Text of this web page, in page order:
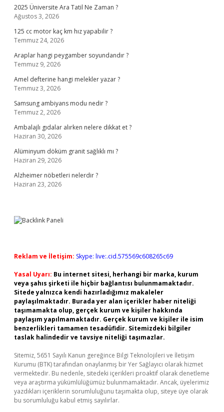
2025 Üniversite Ara Tatil Ne Zaman ?
Ağustos 3, 2026
125 cc motor kaç km hız yapabilir ?
Temmuz 24, 2026
Araplar hangi peygamber soyundandır ?
Temmuz 9, 2026
Amel defterine hangi melekler yazar ?
Temmuz 3, 2026
Samsung ambiyans modu nedir ?
Temmuz 2, 2026
Ambalajlı gıdalar alırken nelere dikkat et ?
Haziran 30, 2026
Alüminyum döküm granit sağlıklı mı ?
Haziran 29, 2026
Alzheimer nöbetleri nelerdir ?
Haziran 23, 2026
Reklam ve İletişim: Skype: live:.cid.575569c608265c69
Yasal Uyarı: Bu internet sitesi, herhangi bir marka, kurum
veya şahıs şirketi ile hiçbir bağlantısı bulunmamaktadır.
Sitede yalnızca kendi hazırladığımız makaleler
paylaşılmaktadır. Burada yer alan içerikler haber niteliği
taşımamakta olup, gerçek kurum ve kişiler hakkında
paylaşım yapılmamaktadır. Gerçek kurum ve kişiler ile isim
benzerlikleri tamamen tesadüfidir. Sitemizdeki bilgiler
taslak halindedir ve tavsiye niteliği taşımazlar.
Sitemiz, 5651 Sayılı Kanun gereğince Bilgi Teknolojileri ve İletişim
Kurumu (BTK) tarafından onaylanmış bir Yer Sağlayıcı olarak hizmet
vermektedir. Bu nedenle, sitedeki içerikleri proaktif olarak denetleme
veya araştırma yükümlülüğümüz bulunmamaktadır. Ancak, üyelerimiz
yazdıkları içeriklerin sorumluluğunu taşımakta olup, siteye üye olarak
bu sorumluluğu kabul etmiş sayılırlar.